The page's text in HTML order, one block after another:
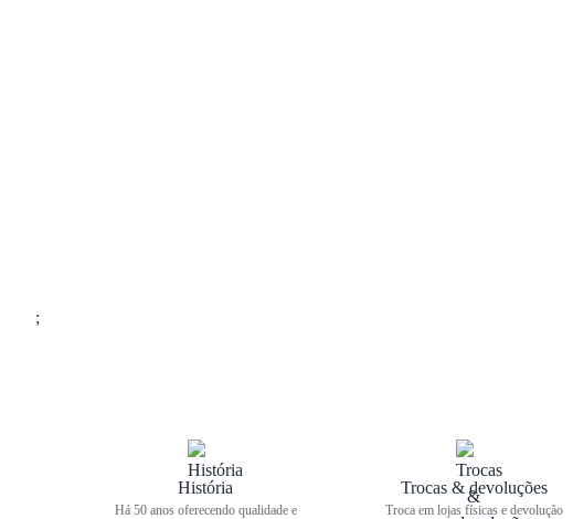
;
História
Há 50 anos oferecendo qualidade e
Trocas & devoluções
Troca em lojas físicas e devolução